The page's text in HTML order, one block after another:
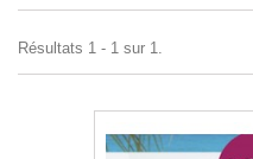
Résultats 1 - 1 sur 1.